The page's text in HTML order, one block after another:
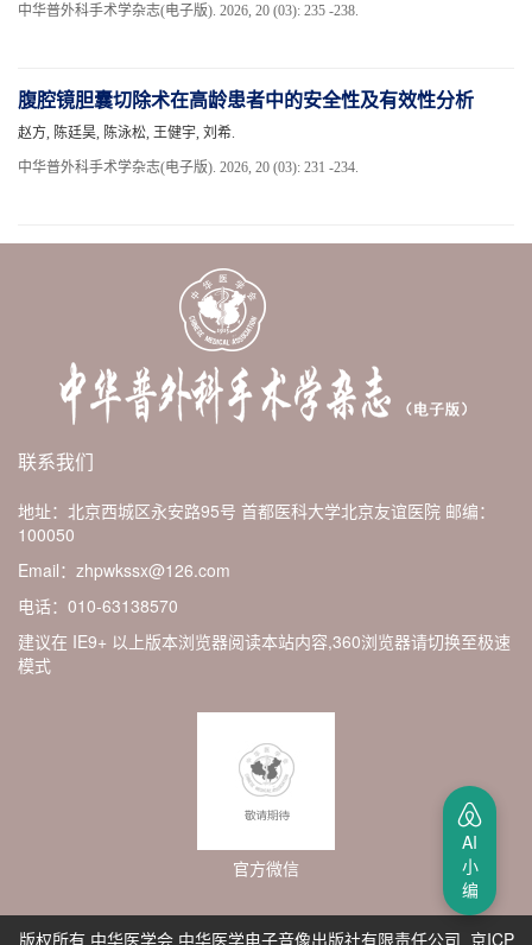
中华普外科手术学杂志(电子版). 2026, 20 (03): 235 -238.
腹腔镜胆囊切除术在高龄患者中的安全性及有效性分析
赵方, 陈廷昊, 陈泳松, 王健宇, 刘希.
中华普外科手术学杂志(电子版). 2026, 20 (03): 231 -234.
联系我们
地址：北京西城区永安路95号 首都医科大学北京友谊医院 邮编：
100050
Email：zhpwkssx@126.com
电话：010-63138570
建议在 IE9+ 以上版本浏览器阅读本站内容,360浏览器请切换至极速
模式
官方微信
版权所有 中华医学会 中华医学电子音像出版社有限责任公司 京ICP
AI
小
编